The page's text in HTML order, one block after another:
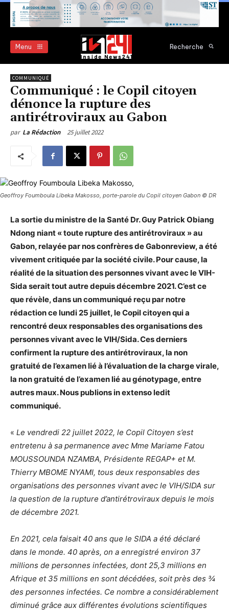
Menu Recherche
COMMUNIQUÉ
Communiqué : le Copil citoyen
dénonce la rupture des
antirétroviraux au Gabon
par La Rédaction 25 juillet 2022
Geoffroy Foumboula Libeka Makosso, porte-parole du Copil citoyen Gabon © DR
La sortie du ministre de la Santé Dr. Guy Patrick Obiang
Ndong niant « toute rupture des antirétroviraux » au
Gabon, relayée par nos confrères de Gabonreview, a été
vivement critiquée par la société civile. Pour cause, la
réalité de la situation des personnes vivant avec le VIH-
Sida serait tout autre depuis décembre 2021. C’est ce
que révèle, dans un communiqué reçu par notre
rédaction ce lundi 25 juillet, le Copil citoyen qui a
rencontré deux responsables des organisations des
personnes vivant avec le VIH/Sida. Ces derniers
confirment la rupture des antirétroviraux, la non
gratuité de l’examen lié à l’évaluation de la charge virale,
la non gratuité de l’examen lié au génotypage, entre
autres maux. Nous publions in extenso ledit
communiqué.
« Le vendredi 22 juillet 2022, le Copil Citoyen s’est
entretenu à sa permanence avec Mme Mariame Fatou
MOUSSOUNDA NZAMBA, Présidente REGAP+ et M.
Thierry MBOME NYAMI, tous deux responsables des
organisations des personnes vivant avec le VIH/SIDA sur
la question de la rupture d’antirétroviraux depuis le mois
de décembre 2021.
En 2021, cela faisait 40 ans que le SIDA a été déclaré
dans le monde. 40 après, on a enregistré environ 37
millions de personnes infectées, dont 25,3 millions en
Afrique et 35 millions en sont décédées, soit près des ¾
des personnes infectées. Ce nombre a considérablement
diminué grâce aux différentes évolutions scientifiques